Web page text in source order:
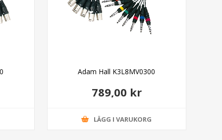
Adam Hall K3L8MV0300
789,00 kr
LÄGG I VARUKORG